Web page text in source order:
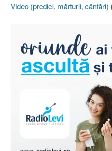
Video (predici, mărturii, cântări)